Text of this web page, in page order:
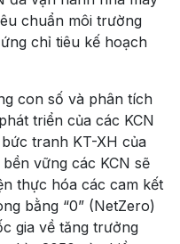
chuẩn môi trường
chỉ tiêu kế hoạch
con số và phân tích
triển của các KCN
tranh KT-XH của
vững các KCN sẽ
thực hóa các cam kết
bằng “0” (NetZero)
gia về tăng trưởng